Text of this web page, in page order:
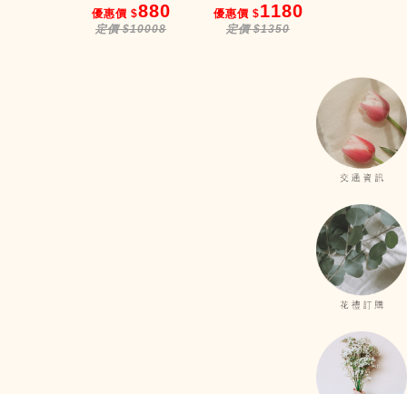
優惠價 $880
定價 $10008
優惠價 $1180
定價 $1350